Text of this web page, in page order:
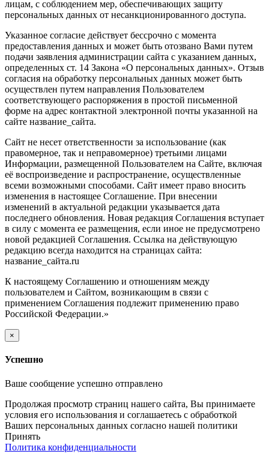
лицам, с соблюдением мер, обеспечивающих защиту
персональных данных от несанкционированного доступа.
Указанное согласие действует бессрочно с момента
предоставления данных и может быть отозвано Вами путем
подачи заявления администрации сайта с указанием данных,
определенных ст. 14 Закона «О персональных данных». Отзыв
согласия на обработку персональных данных может быть
осуществлен путем направления Пользователем
соответствующего распоряжения в простой письменной
форме на адрес контактной электронной почты указанной на
сайте название_сайта.
Сайт не несет ответственности за использование (как
правомерное, так и неправомерное) третьими лицами
Информации, размещенной Пользователем на Сайте, включая
её воспроизведение и распространение, осуществленные
всеми возможными способами. Сайт имеет право вносить
изменения в настоящее Соглашение. При внесении
изменений в актуальной редакции указывается дата
последнего обновления. Новая редакция Соглашения вступает
в силу с момента ее размещения, если иное не предусмотрено
новой редакцией Соглашения. Ссылка на действующую
редакцию всегда находится на страницах сайта:
название_сайта.ru
К настоящему Соглашению и отношениям между
пользователем и Сайтом, возникающим в связи с
применением Соглашения подлежит применению право
Российской Федерации.»
×
Успешно
Ваше сообщение успешно отправлено
Продолжая просмотр страниц нашего сайта, Вы принимаете
условия его использования и соглашаетесь с обработкой
Ваших персональных данных согласно нашей политики
Принять
Политика конфиденциальности